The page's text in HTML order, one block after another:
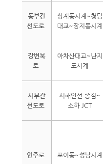
동부간
선도로
상계동시계~청담
대교~장지동시계
강변북
로
아차산대교~난지
도시계
서부간
선도로
서해안선 종점~
소하 JCT
언주로 포이동~성남시계